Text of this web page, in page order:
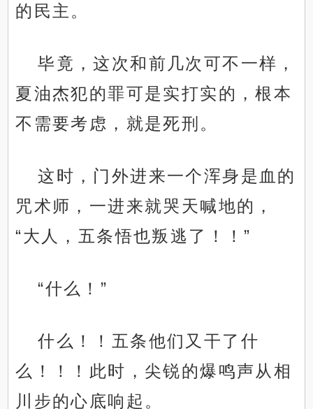
的民主。
毕竟，这次和前几次可不一样，
夏油杰犯的罪可是实打实的，根本
不需要考虑，就是死刑。
这时，门外进来一个浑身是血的
咒术师，一进来就哭天喊地的，
“大人，五条悟也叛逃了！！”
“什么！”
什么！！五条他们又干了什
么！！！此时，尖锐的爆鸣声从相
川步的心底响起。